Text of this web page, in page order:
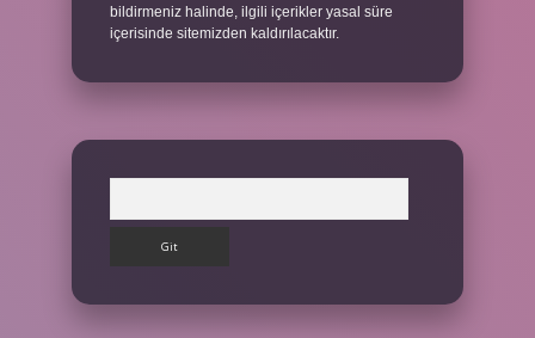
bildirmeniz halinde, ilgili içerikler yasal süre
içerisinde sitemizden kaldırılacaktır.